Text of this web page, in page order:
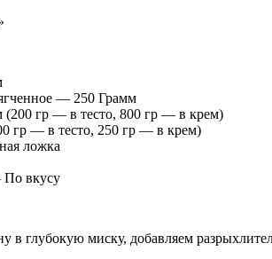
— 250 Грамм
гр — в тесто, 800 гр — в крем)
гр — в тесто, 250 гр — в крем)
ложка
По вкусу
в глубокую миску, добавляем